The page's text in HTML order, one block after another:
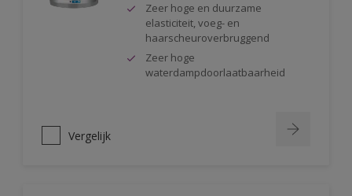
Zeer hoge en duurzame
elasticiteit, voeg- en
haarscheuroverbruggend
Zeer hoge
waterdampdoorlaatbaarheid
Vergelijk